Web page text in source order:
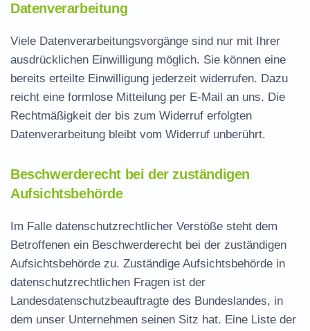
Datenverarbeitung
Viele Datenverarbeitungsvorgänge sind nur mit Ihrer
ausdrücklichen Einwilligung möglich. Sie können eine
bereits erteilte Einwilligung jederzeit widerrufen. Dazu
reicht eine formlose Mitteilung per E-Mail an uns. Die
Rechtmäßigkeit der bis zum Widerruf erfolgten
Datenverarbeitung bleibt vom Widerruf unberührt.
Beschwerderecht bei der zuständigen
Aufsichtsbehörde
Im Falle datenschutzrechtlicher Verstöße steht dem
Betroffenen ein Beschwerderecht bei der zuständigen
Aufsichtsbehörde zu. Zuständige Aufsichtsbehörde in
datenschutzrechtlichen Fragen ist der
Landesdatenschutzbeauftragte des Bundeslandes, in
dem unser Unternehmen seinen Sitz hat. Eine Liste der